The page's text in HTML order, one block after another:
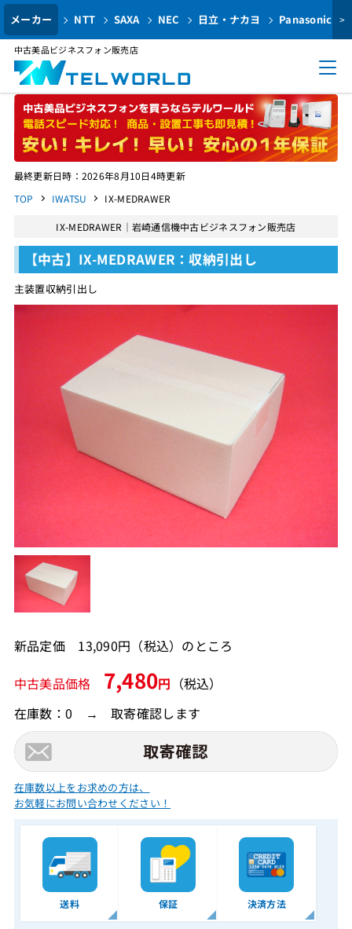
メーカー NTT SAXA NEC 日立・ナカヨ Panasonic >
中古美品ビジネスフォン販売店
最終更新日時：2026年8月10日4時更新
TOP
IWATSU IX-MEDRAWER
IX-MEDRAWER｜岩崎通信機中古ビジネスフォン販売店
【中古】IX-MEDRAWER：収納引出し
主装置収納引出し
新品定価 13,090円（税込）のところ
中古美品価格 7,480円 （税込）
在庫数：0 → 取寄確認します
在庫数以上をお求めの方は、
お気軽にお問い合わせください！
送料 保証 決済方法